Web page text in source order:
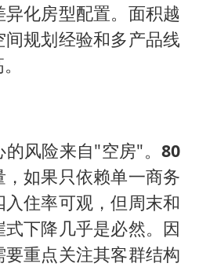
化房型配置。面积越
规划经验和多产品线
的风险来自"空房"。80
如果只依赖单一商务
住率可观，但周末和
下降几乎是必然。因
重点关注其客群结构